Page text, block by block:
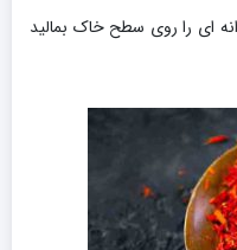
ای را روی سطح خاک بمالید